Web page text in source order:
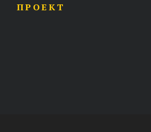
ПРОЕКТ